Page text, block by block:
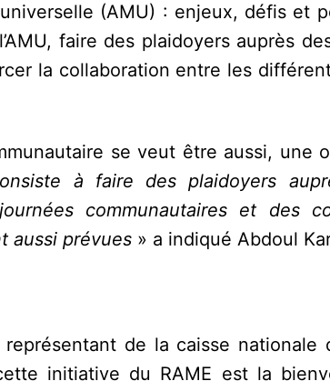
(AMU) : enjeux, défis et
faire des plaidoyers auprès
la collaboration entre les
se veut être aussi, une
à faire des plaidoyers
communautaires et des
aussi prévues » a indiqué Abdoul
de la caisse nationale
initiative du RAME est la